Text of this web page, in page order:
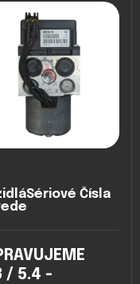
Sériové Čísla
/ 5.4 -